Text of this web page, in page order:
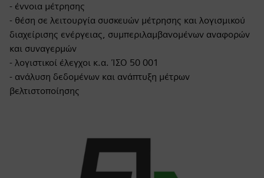
- έννοια μέτρησης
- θέση σε λειτουργία συσκευών μέτρησης και λογισμικού
διαχείρισης ενέργειας, συμπεριλαμβανομένων αναφορών
και συναγερμών
- λογιστικοί έλεγχοι κ.α. ΊΣΟ 50 001
- ανάλυση δεδομένων και ανάπτυξη μέτρων
βελτιστοποίησης